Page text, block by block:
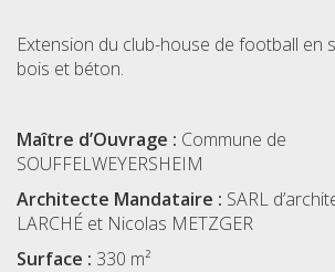
Extension du club-house de football en
bois et béton.
Maître d’Ouvrage : Commune de
SOUFFELWEYERSHEIM
Architecte Mandataire : SARL
LARCHÉ et Nicolas METZGER
Surface : 330 m²